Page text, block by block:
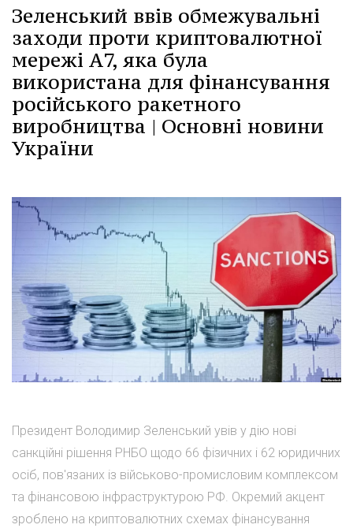
Зеленський ввів обмежувальні
заходи проти криптовалютної
мережі А7, яка була
використана для фінансування
російського ракетного
виробництва | Основні новини
України
Президент Володимир Зеленський увів у дію нові
санкційні рішення РНБО щодо 66 фізичних і 62 юридичних
осіб, пов'язаних із військово-промисловим комплексом
та фінансовою інфраструктурою РФ. Окремий акцент
зроблено на криптовалютних схемах фінансування